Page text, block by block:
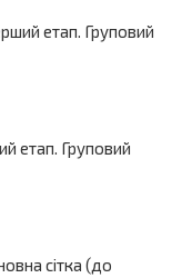
етап. Груповий
етап. Груповий
сітка (до